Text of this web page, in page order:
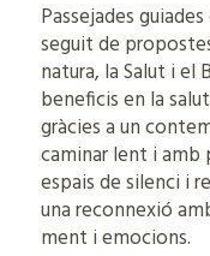
Passejades
seguit de
natura, la Salut i el
beneficis en la
gràcies a un
caminar lent i amb
espais de silenci i
una reconnexió
ment i emocions.